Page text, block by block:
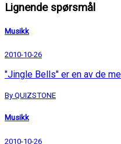
Lignende spørsmål
Musikk
2010-10-26
"Jingle Bells" er en av de
By QUIZSTONE
Musikk
2010-10-26